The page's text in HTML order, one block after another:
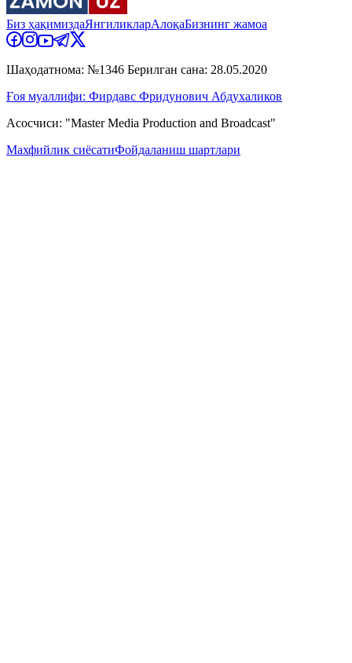
Биз ҳақимиздаЯнгиликларАлоқаБизнинг жамоа
Шаҳодатнома: №1346 Берилган сана: 28.05.2020
Ғоя муаллифи: Фирдавс Фридунович Абдухаликов
Асосчиси: "Master Media Production and Broadcast"
Махфийлик сиёсатиФойдаланиш шартлари